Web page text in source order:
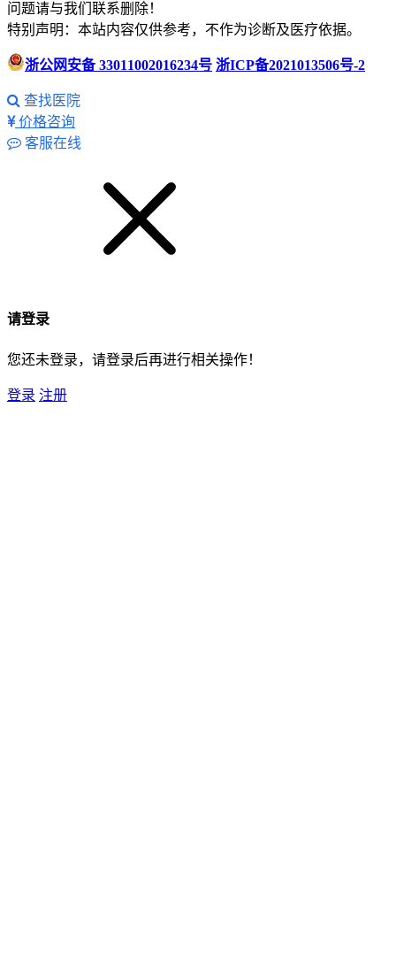
问题请与我们联系删除！
特别声明：本站内容仅供参考，不作为诊断及医疗依据。
浙公网安备 33011002016234号 浙ICP备2021013506号-2
查找医院
价格咨询
客服在线
请登录
您还未登录，请登录后再进行相关操作！
登录 注册